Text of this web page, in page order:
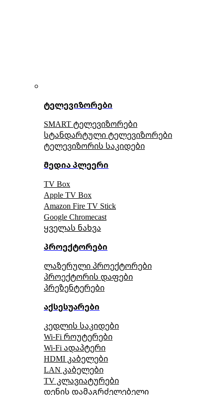
ტელევიზორები
SMART ტელევიზორები
სტანდარტული ტელევიზორები
ტელევიზორის საკიდები
მედია პლეერი
TV Box
Apple TV Box
Amazon Fire TV Stick
Google Chromecast
ყველას ნახვა
პროექტორები
ლაზერული პროექტორები
პროექტორის დაფები
პრეზენტერები
აქსესუარები
კედლის საკიდები
Wi-Fi როუტერები
Wi-Fi ადაპტერი
HDMI კაბელები
LAN კაბელები
TV კლავიატურები
დენის დამაგრძელებელი